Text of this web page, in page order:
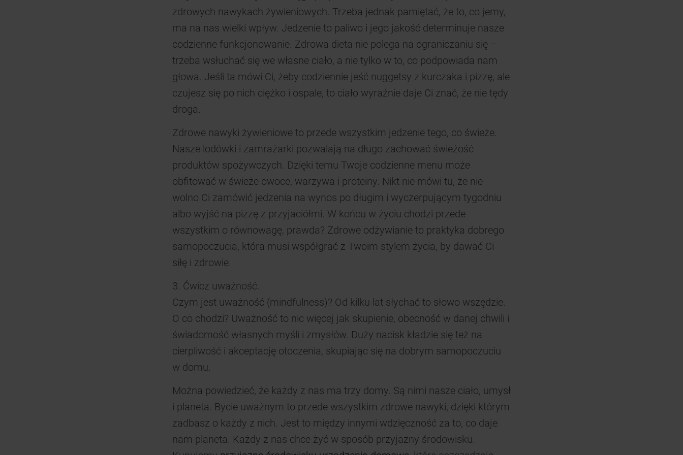
zdrowych nawykach żywieniowych. Trzeba jednak pamiętać, że to, co jemy,
ma na nas wielki wpływ. Jedzenie to paliwo i jego jakość determinuje nasze
codzienne funkcjonowanie. Zdrowa dieta nie polega na ograniczaniu się –
trzeba wsłuchać się we własne ciało, a nie tylko w to, co podpowiada nam
głowa. Jeśli ta mówi Ci, żeby codziennie jeść nuggetsy z kurczaka i pizzę, ale
czujesz się po nich ciężko i ospale, to ciało wyraźnie daje Ci znać, że nie tędy
droga.
Zdrowe nawyki żywieniowe to przede wszystkim jedzenie tego, co świeże.
Nasze lodówki i zamrażarki pozwalają na długo zachować świeżość
produktów spożywczych. Dzięki temu Twoje codzienne menu może
obfitować w świeże owoce, warzywa i proteiny. Nikt nie mówi tu, że nie
wolno Ci zamówić jedzenia na wynos po długim i wyczerpującym tygodniu
albo wyjść na pizzę z przyjaciółmi. W końcu w życiu chodzi przede
wszystkim o równowagę, prawda? Zdrowe odżywianie to praktyka dobrego
samopoczucia, która musi współgrać z Twoim stylem życia, by dawać Ci
siłę i zdrowie.
3. Ćwicz uważność.
Czym jest uważność (mindfulness)? Od kilku lat słychać to słowo wszędzie.
O co chodzi? Uważność to nic więcej jak skupienie, obecność w danej chwili i
świadomość własnych myśli i zmysłów. Duży nacisk kładzie się też na
cierpliwość i akceptację otoczenia, skupiając się na dobrym samopoczuciu
w domu.
Można powiedzieć, że każdy z nas ma trzy domy. Są nimi nasze ciało, umysł
i planeta. Bycie uważnym to przede wszystkim zdrowe nawyki, dzięki którym
zadbasz o każdy z nich. Jest to między innymi wdzięczność za to, co daje
nam planeta. Każdy z nas chce żyć w sposób przyjazny środowisku.